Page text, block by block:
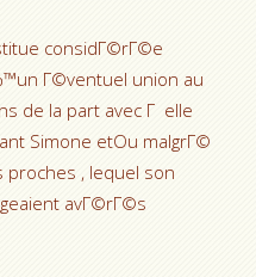
considГ©rГ©e
Г©ventuel union au
de la part avec Г elle
Simone etOu malgrГ©
proches , lequel son
avГ©rГ©s